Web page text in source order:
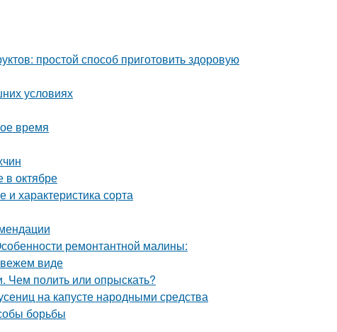
простой способ приготовить здоровую
условиях
время
в октябре
характеристика сорта
ремонтантной малины:
виде
Чем полить или опрыскать?
на капусте народными средства
борьбы